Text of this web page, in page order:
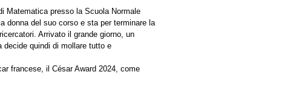
Matematica presso la Scuola Normale
donna del suo corso e sta per terminare la
Arrivato il grande giorno, un
decide quindi di mollare tutto e
francese, il César Award 2024, come